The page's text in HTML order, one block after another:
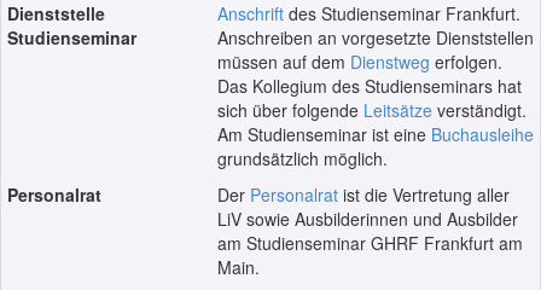
Dienststelle
Studienseminar
Anschrift des Studienseminar Frankfurt.
Anschreiben an vorgesetzte Dienststellen
müssen auf dem Dienstweg erfolgen.
Das Kollegium des Studienseminars hat
sich über folgende Leitsätze verständigt.
Am Studienseminar ist eine Buchausleihe
grundsätzlich möglich.
Personalrat
Der Personalrat ist die Vertretung aller
LiV sowie Ausbilderinnen und Ausbilder
am Studienseminar GHRF Frankfurt am
Main.